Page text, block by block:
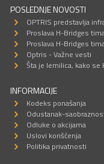
POSLEDNJE NOVOSTI
OPTRIS predstavlja
Proslava H-Bridges
Proslava H-Bridges
Optris - Važne vesti
Šta je lemilica, kako
INFORMACIJE
Kodeks ponašanja
Odustanak-
Odluke o akcijama
Uslovi korišćenja
Politika privatnosti